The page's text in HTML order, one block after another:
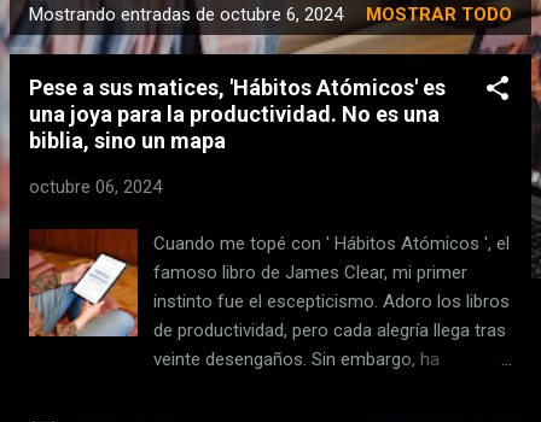
E
n
Mostrando entradas de octubre 6, 2024 MOSTRAR TODO
Pese a sus matices, 'Hábitos Atómicos' es
una joya para la productividad. No es una
biblia, sino un mapa
octubre 06, 2024
Cuando me topé con ' Hábitos Atómicos ', el
famoso libro de James Clear, mi primer
instinto fue el escepticismo. Adoro los libros
de productividad, pero cada alegría llega tras
veinte desengaños. Sin embargo, ha